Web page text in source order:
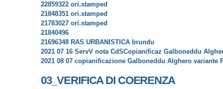
22859322 ori.stamped
21848351 ori.stamped
21783027 ori.stamped
21840496
21696348 RAS URBANISTICA brundu
2021 07 16 ServV nota CdSCopianificaz Galboneddu
2021 08 07 copianificazione Galboneddu Alghero variante
03_VERIFICA DI COERENZA